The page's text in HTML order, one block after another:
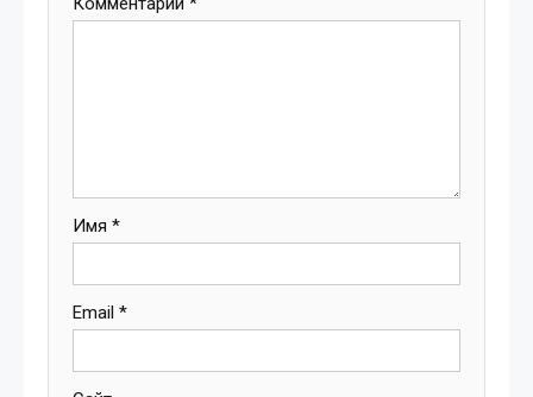
Имя *
Email *